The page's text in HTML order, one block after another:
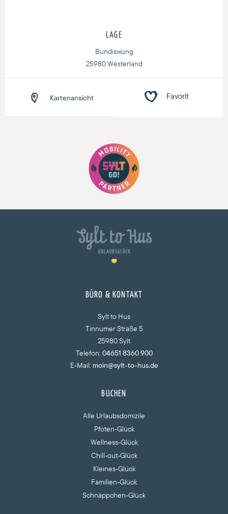
LAGE
Bundiswung
25980 Westerland
Kartenansicht
BÜRO & KONTAKT
Sylt to Hus
Tinnumer Straße 5
25980 Sylt
Telefon: 04651 8360 900
E-Mail: moin@sylt-to-hus.de
BUCHEN
Alle Urlaubsdomizile
Pfoten-Glück
Wellness-Glück
Chill-out-Glück
Kleines-Glück
Familien-Glück
Schnäppchen-Glück